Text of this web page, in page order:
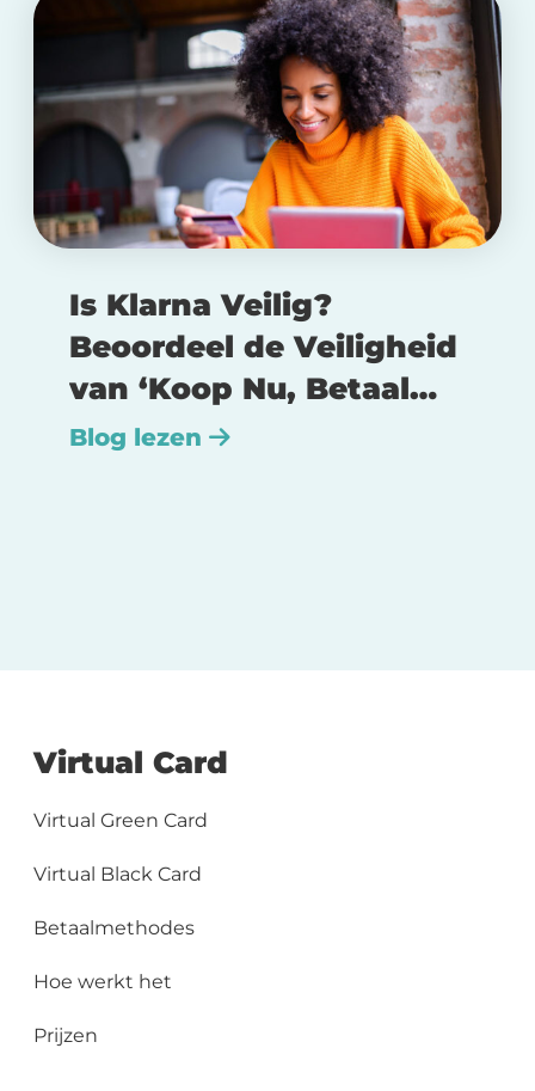
Is Klarna Veilig?
Beoordeel de Veiligheid
van ‘Koop Nu, Betaal
Later’
Blog lezen
Virtual Card
Virtual Green Card
Virtual Black Card
Betaalmethodes
Hoe werkt het
Prijzen